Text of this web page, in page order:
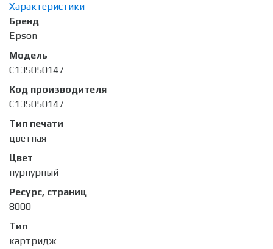
Характеристики
Бренд
Epson
Модель
C13S050147
Код производителя
C13S050147
Тип печати
цветная
Цвет
пурпурный
Ресурс, страниц
8000
Тип
картридж